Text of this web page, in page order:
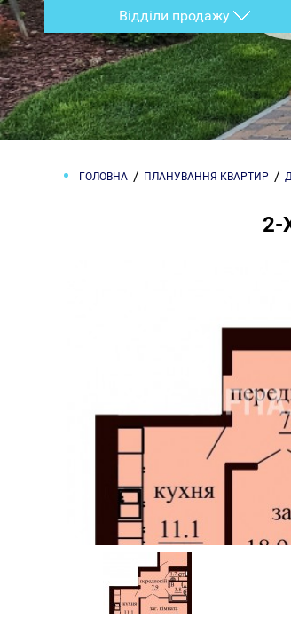
Відділи продажу
ГОЛОВНА ПЛАНУВАННЯ КВАРТИР
2-